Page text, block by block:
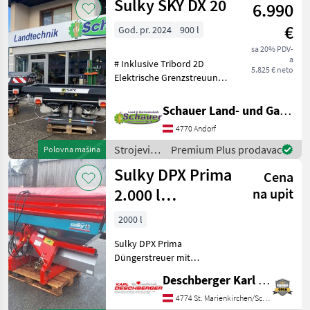
đubrenje,
navodnjavanje
Polovna mašina
Sulky SKY DX 20
6.990
€
sa 20% PDV-
a
5.825 € neto
God. pr. 2024 900 l
# Inklusive Tribord 2D
Elektrische Grenzstreuung
Beleuchtungsanlage #
Plane und Aufsatzwände
als Wunschausrüstung
prompt Lieferbar • Anbau
Kategorie
Schauer Land- und Gartentechnik GmbH
4770 Andorf
Strojevi
za
đubrenje,
gnojenje i
navodnjavanje
/ Sulky
Premium Plus prodavac
Sulky DPX Prima
2.000 l
Düngerstreuer
Cena
na upit
2000 l
Sulky DPX Prima
Düngerstreuer mit
(Gesamtinhalt: ca. 2.000 l),
Abdeckplane, Beleuchtung,
Deschberger Karl Landtechnik GesmbH & Co KG
4774 St. Marienkirchen/Schärding